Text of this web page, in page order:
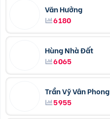
Văn Hưởng
6180
Hùng Nhà Đất
6065
Trần Vỹ Vân Phong
5955